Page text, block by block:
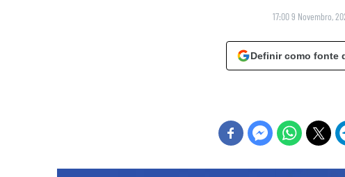
17:00 9 Novembro,
Definir como fonte